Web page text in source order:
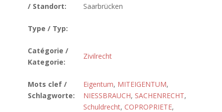
/ Standort:
Saarbrücken
Type / Typ:
Catégorie /
Kategorie:
Zivilrecht
Mots clef /
Schlagworte:
Eigentum, MITEIGENTUM,
NIESSBRAUCH, SACHENRECHT,
Schuldrecht, COPROPRIETE,